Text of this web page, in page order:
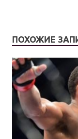
ПОХОЖИЕ